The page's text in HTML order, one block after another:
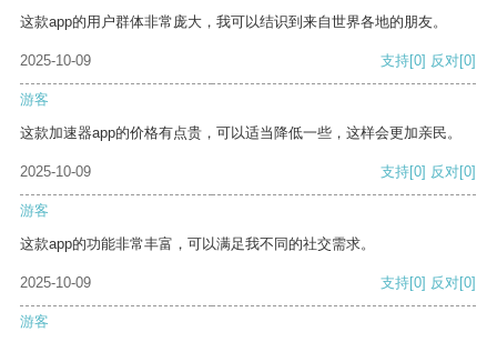
这款app的用户群体非常庞大，我可以结识到来自世界各地的朋友。
2025-10-09 支持[0] 反对[0]
游客
这款加速器app的价格有点贵，可以适当降低一些，这样会更加亲民。
2025-10-09 支持[0] 反对[0]
游客
这款app的功能非常丰富，可以满足我不同的社交需求。
2025-10-09 支持[0] 反对[0]
游客